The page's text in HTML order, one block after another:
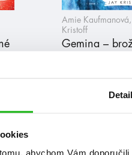
abychom Vám
Amie Kaufmanová,
Kristoff
Gemina –
blog